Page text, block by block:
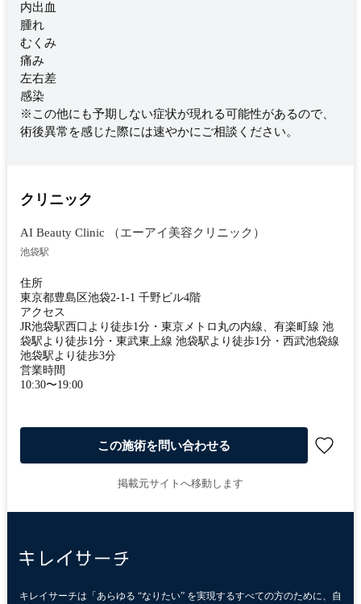
内出血
腫れ
むくみ
痛み
左右差
感染
※この他にも予期しない症状が現れる可能性があるので、
術後異常を感じた際には速やかにご相談ください。
クリニック
AI Beauty Clinic （エーアイ美容クリニック）
池袋駅
住所
東京都豊島区池袋2-1-1 千野ビル4階
アクセス
JR池袋駅西口より徒歩1分・東京メトロ丸の内線、有楽町線 池
袋駅より徒歩1分・東武東上線 池袋駅より徒歩1分・西武池袋線
池袋駅より徒歩3分
営業時間
10:30〜19:00
この施術を問い合わせる
掲載元サイトへ移動します
キレイサーチは「あらゆる “なりたい” を実現するすべての方のために、自